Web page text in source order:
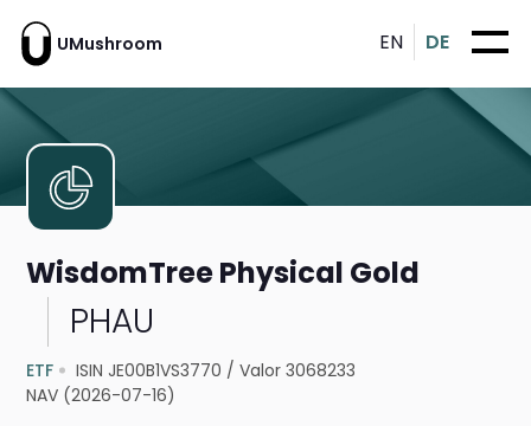
UMushroom EN DE
WisdomTree Physical Gold
PHAU
ETF ISIN JE00B1VS3770 /Valor 3068233
NAV (2026-07-16)